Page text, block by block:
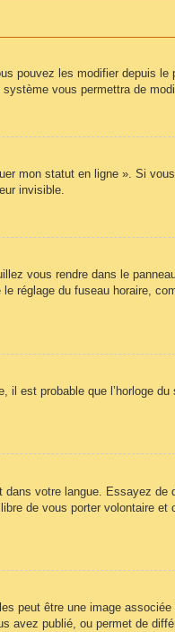
les modifier depuis le
vous permettra de
mon statut en ligne ». Si
invisible.
vous rendre dans le
réglage du fuseau horaire,
il est probable que l’horloge
votre langue. Essayez de
de vous porter volontaire
peut être une image
publié, ou permet de